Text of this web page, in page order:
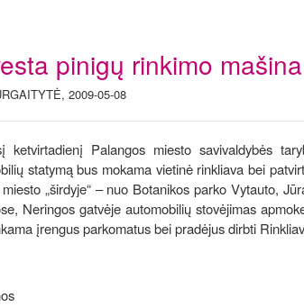
pinigų rinkimo mašina
2009-05-08
ketvirtadienį Palangos miesto savivaldybės
statymą bus mokama vietinė rinkliava bei
„širdyje“ – nuo Botanikos parko Vytauto,
Neringos gatvėje automobilių stovėjimas
įrengus parkomatus bei pradėjus dirbti